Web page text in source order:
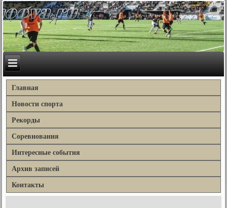
Главная
Новости спорта
Рекорды
Соревнования
Интересные события
Архив записей
Контакты